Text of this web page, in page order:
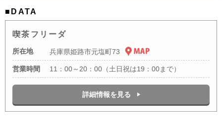
■DATA
喫茶フリーダ
所在地 兵庫県姫路市元塩町73
営業時間 11：00～20：00（土日祝は19：00まで）
詳細情報を見る